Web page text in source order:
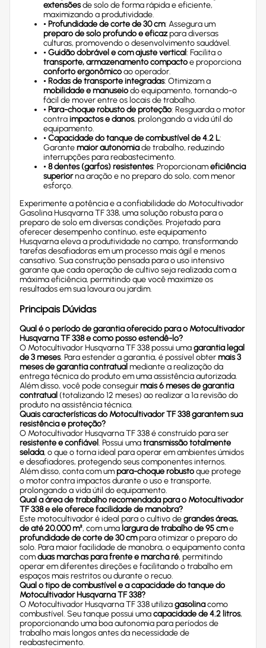
extensõesde solo de forma rápida e eficiente,
maximizando a produtividade.
• Profundidade de corte de 30 cm: Assegura um
preparo de solo profundo e eficazpara diversas
culturas, promovendo o desenvolvimento saudável.
• Guidão dobrável e com ajuste vertical: Facilita o
transporte, armazenamento compactoe proporciona
conforto ergonômicoao operador.
• Rodas de transporte integradas: Otimizam a
mobilidade e manuseiodo equipamento, tornando-o
fácil de mover entre os locais de trabalho.
• Para-choque robusto de proteção: Resguarda o motor
contraimpactos e danos, prolongando a vida útil do
equipamento.
• Capacidade do tanque de combustível de 4.2 L:
Garantemaior autonomiade trabalho, reduzindo
interrupções para reabastecimento.
• 8 dentes (garfos) resistentes: Proporcionameficiência
superiorna aração e no preparo do solo, com menor
esforço.
Experimente a potência e a confiabilidade do Motocultivador
Gasolina Husqvarna TF 338, uma solução robusta para o
preparo de solo em diversas condições. Projetado para
oferecer desempenho contínuo, este equipamento
Husqvarna eleva a produtividade no campo, transformando
tarefas desafiadoras em um processo mais ágil e menos
cansativo. Sua construção pensada para o uso intensivo
garante que cada operação de cultivo seja realizada com a
máxima eficiência, permitindo que você maximize os
resultados em sua lavoura ou jardim.
Principais Dúvidas
Qual é o período de garantia oferecido para o Motocultivador
Husqvarna TF 338 e como posso estendê-lo?
O Motocultivador Husqvarna TF 338 possui umagarantia legal
de 3 meses. Para estender a garantia, é possível obtermais 3
meses de garantia contratual mediante a realização da
entrega técnica do produto em uma assistência autorizada.
Além disso, você pode conseguirmais 6 meses de garantia
contratual (totalizando 12 meses) ao realizar a 1ª revisão do
produto na assistência técnica.
Quais características do Motocultivador TF 338 garantem sua
resistênciae proteção?
O Motocultivador Husqvarna TF 338 é construído para ser
resistente e confiável. Possui umatransmissão totalmente
selada, o que o torna ideal para operar em ambientes úmidos
e desafiadores, protegendo seus componentes internos.
Além disso, conta com umpara-choque robustoque protege
o motor contra impactos durante o uso e transporte,
prolongando a vida útil do equipamento.
Qual a área de trabalho recomendada para o Motocultivador
TF 338 e ele oferece facilidade de manobra?
Este motocultivador é ideal para o cultivo degrandes áreas,
de até 20.000 m², com uma largura de trabalho de 95 cme
profundidade de corte de 30 cmpara otimizar o preparo do
solo. Para maior facilidade de manobra, o equipamento conta
comduas marchas para frente e marcha ré, permitindo
operar em diferentes direções e facilitando o trabalho em
espaços mais restritos ou durante o recuo.
Qual o tipo de combustível e a capacidade do tanque do
Motocultivador Husqvarna TF 338?
O Motocultivador Husqvarna TF 338 utilizagasolinacomo
combustível. Seu tanque possui umacapacidade de 4.2 litros,
proporcionando uma boa autonomia para períodos de
trabalho mais longos antes da necessidade de
reabastecimento.